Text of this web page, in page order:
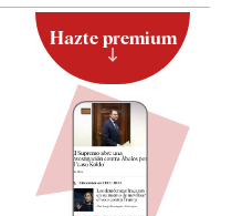
Hazte premium